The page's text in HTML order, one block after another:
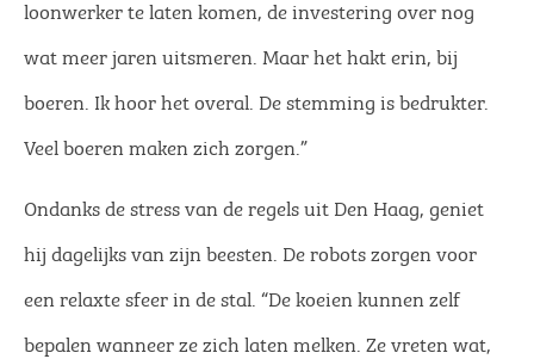
loonwerker te laten komen, de investering over nog
wat meer jaren uitsmeren. Maar het hakt erin, bij
boeren. Ik hoor het overal. De stemming is bedrukter.
Veel boeren maken zich zorgen.”
Ondanks de stress van de regels uit Den Haag, geniet
hij dagelijks van zijn beesten. De robots zorgen voor
een relaxte sfeer in de stal. “De koeien kunnen zelf
bepalen wanneer ze zich laten melken. Ze vreten wat,